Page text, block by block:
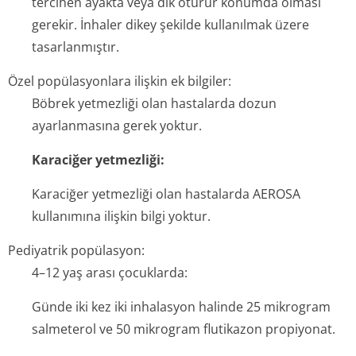
gerekir. İnhaler dikey şekilde kullanılmak üzere
tasarlanmıştır.
Özel popülasyonlara ilişkin ek bilgiler:
Böbrek yetmezliği olan hastalarda dozun
ayarlanmasına gerek yoktur.
Karaciğer yetmezliği:
Karaciğer yetmezliği olan hastalarda AEROSA
kullanımına ilişkin bilgi yoktur.
Pediyatrik popülasyon:
4–12 yaş arası çocuklarda:
Günde iki kez iki inhalasyon halinde 25 mikrogram
salmeterol ve 50 mikrogram flutikazon propiyonat.